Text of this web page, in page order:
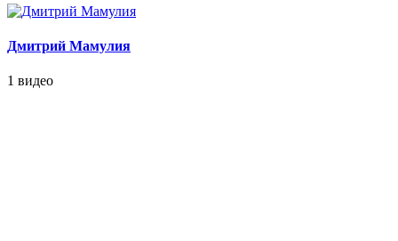
Дмитрий Мамулия
1 видео